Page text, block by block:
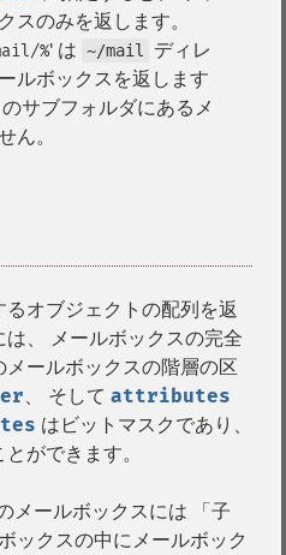
スのみを返します。
%' は ~/mail
ディレ
ルボックスを返します
サブフォルダにあるメ
ん。
オブジェクトの配列を返
、 メールボックスの完全
メールボックスの階層の区
、 そして attributes
はビットマスクであり、
ができます。
メールボックスには 「子
ックスの中にメールボック